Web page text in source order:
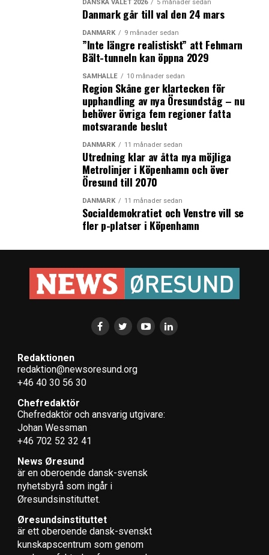
DANSKA VALET 2026 5 månader sedan
Danmark går till val den 24 mars
DANMARK 9 månader sedan
”Inte längre realistiskt” att Fehmarn
Bält-tunneln kan öppna 2029
SAMHÄLLE 10 månader sedan
Region Skåne ger klartecken för
upphandling av nya Öresundståg – nu
behöver övriga fem regioner fatta
motsvarande beslut
DANMARK 11 månader sedan
Utredning klar av åtta nya möjliga
Metrolinjer i Köpenhamn och över
Öresund till 2070
DANMARK 11 månader sedan
Socialdemokratiet och Venstre vill se
fler p-platser i Köpenhamn
Redaktionen
redaktion@newsoresund.org
+46 40 30 56 30
Chefredaktör
Chefredaktör och ansvarig utgivare:
Johan Wessman
+46 702 52 32 41
News Øresund
är en oberoende dansk-svensk
nyhets­byrå som ingår i
Øresundsinstituttet.
Øresundsinstituttet
är ett oberoende dansk-svenskt
kunskapscentrum som genom